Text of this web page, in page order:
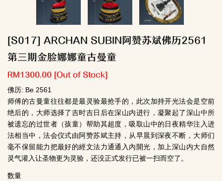
[S017] ARCHAN SUBIN阿赞苏斌佛历2561
第三期金脸娜娜童古曼童
RM1300.00 [Out of Stock]
佛历: Be 2561
师傅的古曼童往往都是最灵验最抢手的，此次加持开光法会是空前
绝后的，大师选择了吉时吉日后在深山内进行，凝聚起了深山中所
被遗忘的过世者（孩童）帮助其超度，吸取山中的日夜精华注入进
法相当中，法会仪式由阿赞苏斌主持，从早晨到深夜不断，大师们
毫不保留能力把最好的經文法力通通入內開光，加上深山内大自然
灵气灌入让圣物更为灵验，还没正式发行已被一扫而空了。
数量